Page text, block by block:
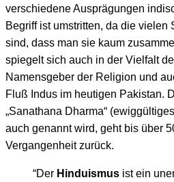
verschiedene Ausprägungen
Begriff ist umstritten, da die vielen
sind, dass man sie kaum
spiegelt sich auch in der Vielfalt
Namensgeber der Religion und
Fluß Indus im heutigen Pakistan.
„Sanathana Dharma“
auch genannt wird, geht bis über
Vergangenheit zurück.
“Der Hinduismus ist ein